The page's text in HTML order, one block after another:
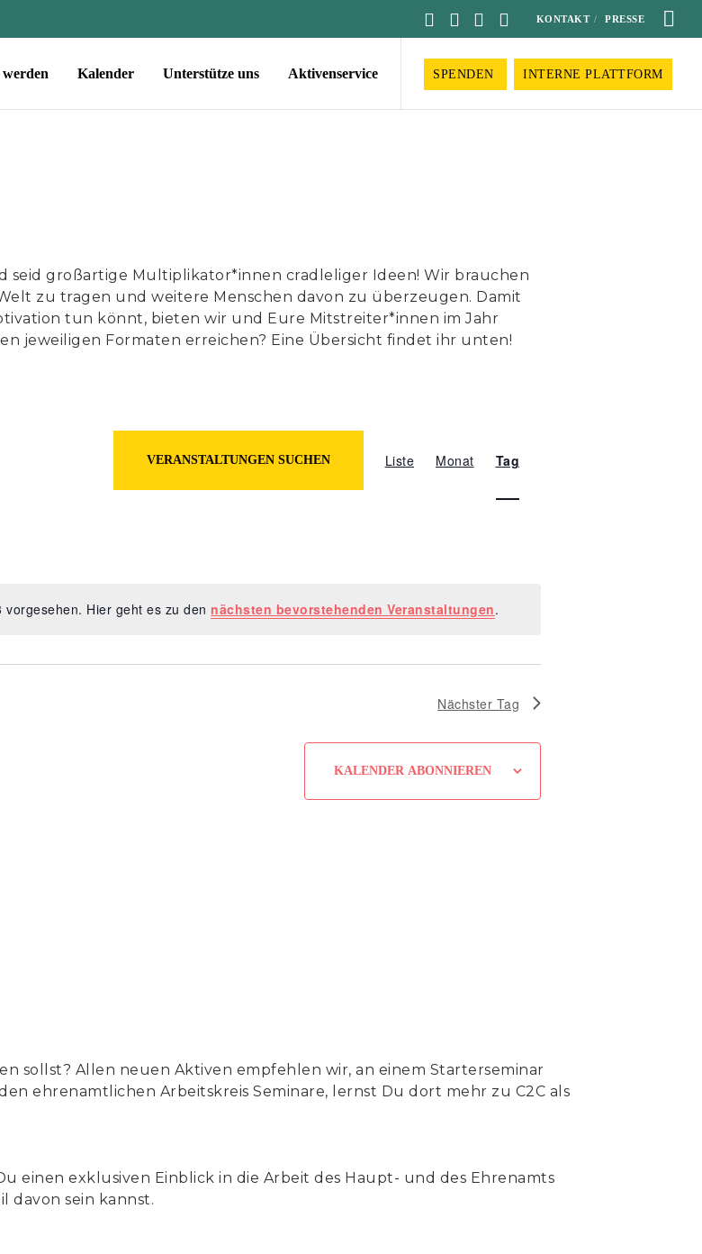
KONTAKT PRESSE
SPENDEN INTERNE PLATTFORM
Kalender Unterstütze uns Aktivenservice
seid großartige Multiplikator*innen cradleliger Ideen! Wir brauchen
zu tragen und weitere Menschen davon zu überzeugen. Damit
tun könnt, bieten wir und Eure Mitstreiter*innen im Jahr
jeweiligen Formaten erreichen? Eine Übersicht findet ihr unten!
Hinweis
Hier geht es zu den nächsten bevorstehenden Veranstaltungen.
VERANSTALTUNGEN SUCHEN
Ansichten-
Navigation
Liste Monat Tag
Nächster Tag
KALENDER ABONNIEREN
sollst? Allen neuen Aktiven empfehlen wir, an einem Starterseminar
ehrenamtlichen Arbeitskreis Seminare, lernst Du dort mehr zu C2C als
einen exklusiven Einblick in die Arbeit des Haupt- und des Ehrenamts
davon sein kannst.